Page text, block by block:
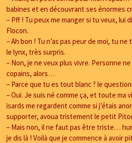
babines et en découvrant ses énormes
– Pff ! Tu peux me manger si tu veux, lui
Flocon.
– Ah bon ! Tu n’as pas peur de moi, tu ne
le lynx, très surpris.
– Non, je ne veux plus vivre. Personne ne
copains, alors…
– Parce que tu es tout blanc ? le
– Oui. Je suis né comme ça, et toute ma
isards me regardent comme si j’étais
supporter, avoua tristement le petit
– Mais non, il ne faut pas être triste…
je dis là ! Voilà que je commence à avoir